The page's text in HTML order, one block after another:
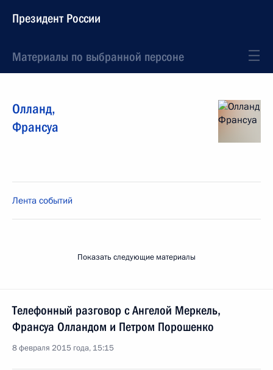
Президент России
Материалы по выбранной персоне
Олланд,
Франсуа
Лента событий
Показать следующие материалы
Телефонный разговор с Ангелой Меркель,
Франсуа Олландом и Петром Порошенко
8 февраля 2015 года, 15:15